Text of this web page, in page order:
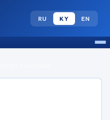
RU KY EN